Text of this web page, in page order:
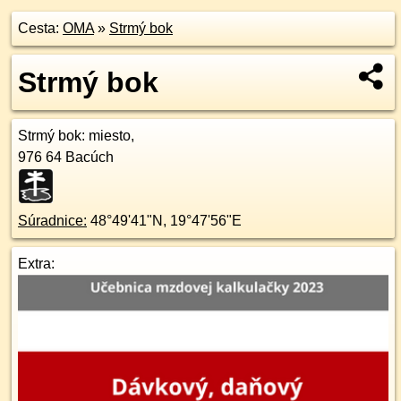
Cesta: OMA» Strmý bok
Strmý bok
Strmý bok: miesto,
976 64 Bacúch
Súradnice: 48°49'41"N , 19°47'56"E
Extra: